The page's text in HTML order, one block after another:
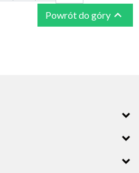
Powrót do góry 